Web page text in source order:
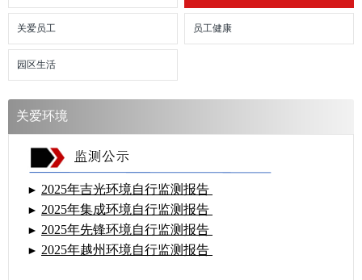
关爱员工 员工健康
园区生活
关爱环境
► 2025年吉光环境自行监测报告
► 2025年集成环境自行监测报告
► 2025年先锋环境自行监测报告
► 2025年越州环境自行监测报告